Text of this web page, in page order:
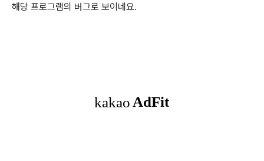
해당 프로그램의 버그로 보이네요.